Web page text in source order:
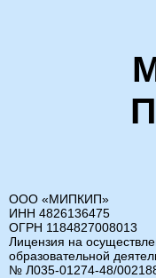
ООО «МИПКИП»
ИНН 4826136475
ОГРН 1184827008013
Лицензия на
образовательной
№ Л035-01274-48/